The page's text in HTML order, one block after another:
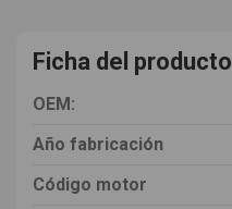
Ficha del producto
OEM:
Año fabricación
Código motor